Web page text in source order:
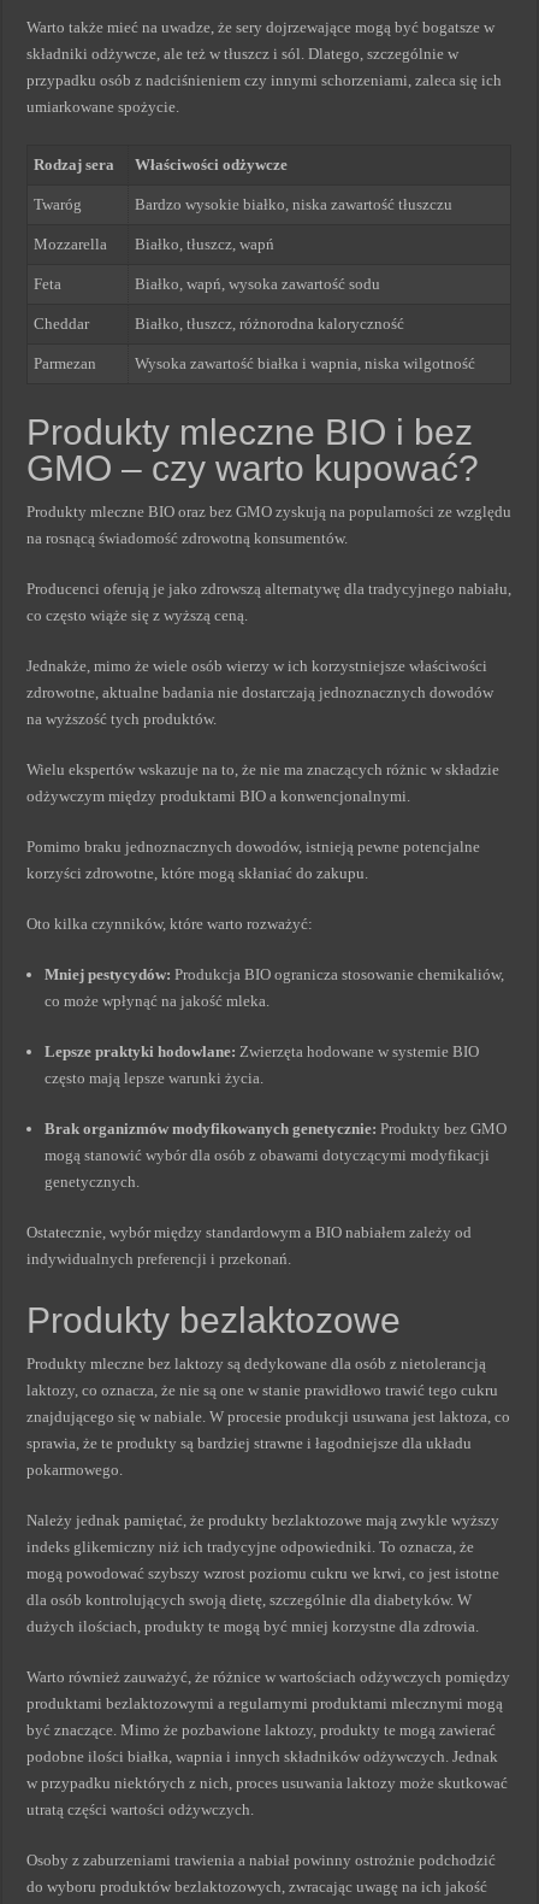
Warto także mieć na uwadze, że sery dojrzewające mogą być bogatsze w
składniki odżywcze, ale też w tłuszcz i sól. Dlatego, szczególnie w
przypadku osób z nadciśnieniem czy innymi schorzeniami, zaleca się ich
umiarkowane spożycie.
Rodzaj sera Właściwości odżywcze
Twaróg Bardzo wysokie białko, niska zawartość tłuszczu
Mozzarella Białko, tłuszcz, wapń
Feta Białko, wapń, wysoka zawartość sodu
Cheddar Białko, tłuszcz, różnorodna kaloryczność
Parmezan Wysoka zawartość białka i wapnia, niska wilgotność
Produkty mleczne BIO i bez
GMO – czy warto kupować?
Produkty mleczne BIO oraz bez GMO zyskują na popularności ze względu
na rosnącą świadomość zdrowotną konsumentów.
Producenci oferują je jako zdrowszą alternatywę dla tradycyjnego nabiału,
co często wiąże się z wyższą ceną.
Jednakże, mimo że wiele osób wierzy w ich korzystniejsze właściwości
zdrowotne, aktualne badania nie dostarczają jednoznacznych dowodów
na wyższość tych produktów.
Wielu ekspertów wskazuje na to, że nie ma znaczących różnic w składzie
odżywczym między produktami BIO a konwencjonalnymi.
Pomimo braku jednoznacznych dowodów, istnieją pewne potencjalne
korzyści zdrowotne, które mogą skłaniać do zakupu.
Oto kilka czynników, które warto rozważyć:
Mniej pestycydów: Produkcja BIO ogranicza stosowanie chemikaliów,
co może wpłynąć na jakość mleka.
Lepsze praktyki hodowlane: Zwierzęta hodowane w systemie BIO
często mają lepsze warunki życia.
Brak organizmów modyfikowanych genetycznie: Produkty bez GMO
mogą stanowić wybór dla osób z obawami dotyczącymi modyfikacji
genetycznych.
Ostatecznie, wybór między standardowym a BIO nabiałem zależy od
indywidualnych preferencji i przekonań.
Produkty bezlaktozowe
Produkty mleczne bez laktozy są dedykowane dla osób z nietolerancją
laktozy, co oznacza, że nie są one w stanie prawidłowo trawić tego cukru
znajdującego się w nabiale. W procesie produkcji usuwana jest laktoza, co
sprawia, że te produkty są bardziej strawne i łagodniejsze dla układu
pokarmowego.
Należy jednak pamiętać, że produkty bezlaktozowe mają zwykle wyższy
indeks glikemiczny niż ich tradycyjne odpowiedniki. To oznacza, że
mogą powodować szybszy wzrost poziomu cukru we krwi, co jest istotne
dla osób kontrolujących swoją dietę, szczególnie dla diabetyków. W
dużych ilościach, produkty te mogą być mniej korzystne dla zdrowia.
Warto również zauważyć, że różnice w wartościach odżywczych pomiędzy
produktami bezlaktozowymi a regularnymi produktami mlecznymi mogą
być znaczące. Mimo że pozbawione laktozy, produkty te mogą zawierać
podobne ilości białka, wapnia i innych składników odżywczych. Jednak
w przypadku niektórych z nich, proces usuwania laktozy może skutkować
utratą części wartości odżywczych.
Osoby z zaburzeniami trawienia a nabiał powinny ostrożnie podchodzić
do wyboru produktów bezlaktozowych, zwracając uwagę na ich jakość